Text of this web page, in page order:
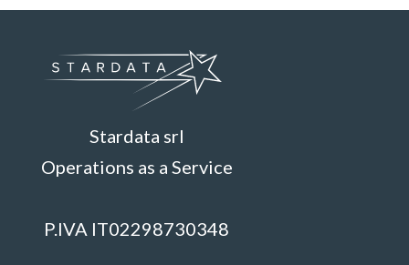
Stardata srl
Operations as a Service
P.IVA IT02298730348